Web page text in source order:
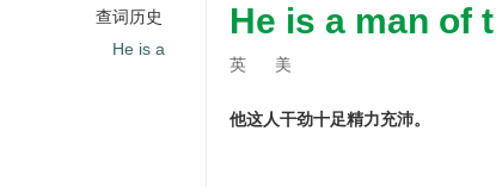
He is a man of
英 美
他这人干劲十足精力充沛。
查词历史
He is a